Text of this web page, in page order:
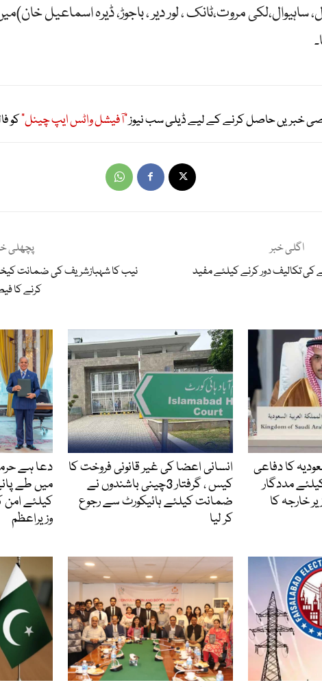
ساہیوال،لکی مروت،ٹانک ، لور دیر ، باجوڑ، ڈیرہ اسماعیل
خبریں حاصل کرنے کے لیے ڈیلی سب نیوز"آفیشل واٹس ایپ چینل"کو
پچھلی
نیب کا شہبازشریف کی ضمانت
کرنے کا
اگلی خبر
کی تکالیف دور کرنے کیلئے مفید
دعا ہے
میں طے
کیلئے امن
وزیراعظم
انسانی اعضا کی غیر قانونی فروخت کا
کیس ، گرفتار 3چینی باشندوں نے
ضمانت کیلئے ہائیکورٹ سے رجوع
کر لیا
کا دفاعی
مددگار
خارجہ کا